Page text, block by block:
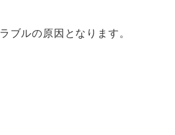
ブルの原因となります。